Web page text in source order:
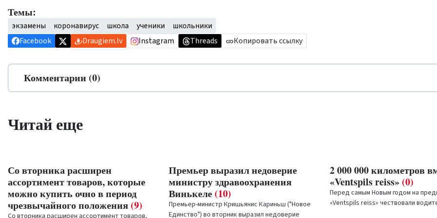
Темы:
экзамены коронавирус школа ученики
школьники
Facebook
Draugiem.lv Instagram Threads Копировать ссылку
Комментарии (0)
Читай еще
Со вторника расширен
ассортимент товаров, которые
можно купить очно в период
чрезвычайного положения (9)
Со вторника расширен ассортимент товаров,
Премьер выразил недоверие
министру здравоохранения
Винькеле (10)
Премьер-министр Кришьянис Кариньш ("Новое
Единство") во вторник выразил недоверие
2 000 000 километров
«Ventspils reiss» (0)
Перед самым Новым годом на
«Ventspils reiss» чествовали